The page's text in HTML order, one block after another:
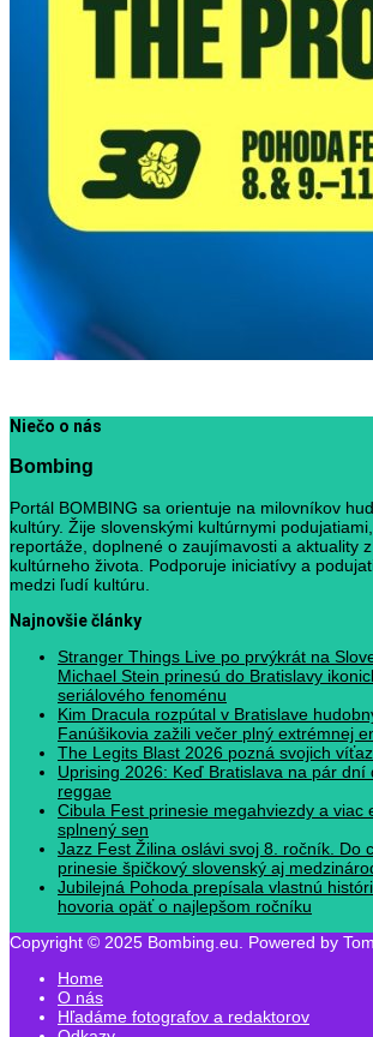
Niečo o nás
Bombing
Portál BOMBING sa orientuje na milovníkov
kultúry. Žije slovenskými kultúrnymi
reportáže, doplnené o zaujímavosti a aktuality
kultúrneho života. Podporuje iniciatívy a
medzi ľudí kultúru.
Najnovšie články
Stranger Things Live po prvýkrát na
Michael Stein prinesú do Bratislavy
seriálového fenoménu
Kim Dracula rozpútal v Bratislave
Fanúšikovia zažili večer plný extrémnej
The Legits Blast 2026 pozná svojich
Uprising 2026: Keď Bratislava na pár dní
reggae
Cibula Fest prinesie megahviezdy a viac
splnený sen
Jazz Fest Žilina oslávi svoj 8. ročník. Do
prinesie špičkový slovenský aj
Jubilejná Pohoda prepísala vlastnú
hovoria opäť o najlepšom ročníku
Copyright © 2025 Bombing.eu. Powered by
Home
O nás
Hľadáme fotografov a redaktorov